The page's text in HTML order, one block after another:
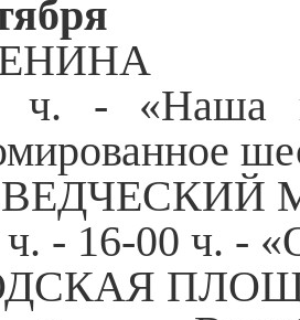
ч. - «Наша
- 16-00 ч. -